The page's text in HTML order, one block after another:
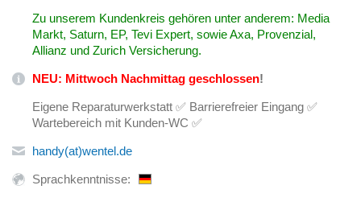
Zu unserem Kundenkreis gehören unter anderem: Media
Markt, Saturn, EP, Tevi Expert, sowie Axa, Provenzial,
Allianz und Zurich Versicherung.
NEU: Mittwoch Nachmittag geschlossen!
Eigene Reparaturwerkstatt ✅ Barrierefreier Eingang ✅
Wartebereich mit Kunden-WC ✅
handy(at)wentel.de
Sprachkenntnisse: